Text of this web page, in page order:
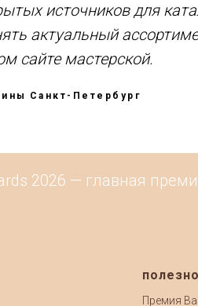
источников для
актуальный
сайте мастерской.
Санкт-Петербург
2026 — главная
Премия